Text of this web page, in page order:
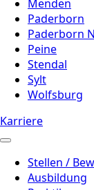
Menden
Paderborn
Paderborn
Peine
Stendal
Sylt
Wolfsburg
Karriere
Stellen /
Ausbildung